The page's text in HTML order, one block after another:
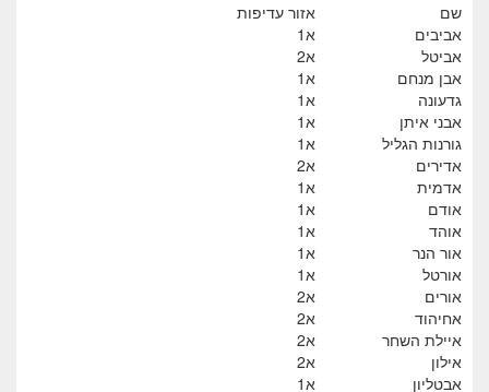
שם
אזור עדיפות
אביבים
א1
אביטל
א2
אבן מנחם
א1
גדעונה
א1
אבני איתן
א1
גורנות הגליל
א1
אדירים
א2
אדמית
א1
אודם
א1
אוהד
א1
אור הנר
א1
אורטל
א1
אורים
א2
אחיהוד
א2
איילת השחר
א2
אילון
א2
אבטליון
א1